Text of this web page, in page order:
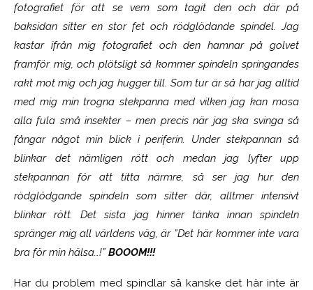
fotografiet för att se vem som tagit den och där på
baksidan sitter en stor fet och rödglödande spindel. Jag
kastar ifrån mig fotografiet och den hamnar på golvet
framför mig, och plötsligt så kommer spindeln springandes
rakt mot mig och jag hugger till. Som tur är så har jag alltid
med mig min trogna stekpanna med vilken jag kan mosa
alla fula små insekter – men precis när jag ska svinga så
fångar något min blick i periferin. Under stekpannan så
blinkar det nämligen rött och medan jag lyfter upp
stekpannan för att titta närmre, så ser jag hur den
rödglödgande spindeln som sitter där, alltmer intensivt
blinkar rött. Det sista jag hinner tänka innan spindeln
spränger mig all världens väg, är ”Det här kommer inte vara
bra för min hälsa…!” BOOOM!!!
Har du problem med spindlar så kanske det här inte är